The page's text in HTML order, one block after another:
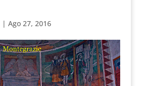
| Ago 27, 2016